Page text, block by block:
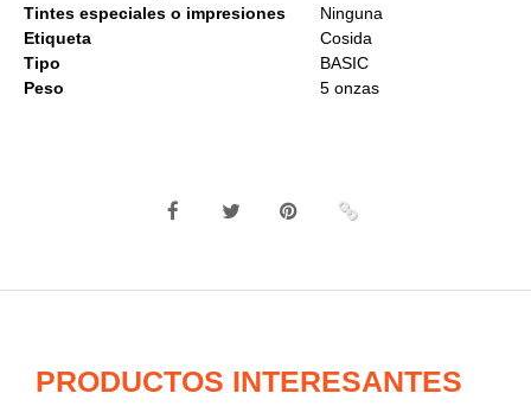
Tintes especiales o impresiones
Ninguna
Etiqueta
Cosida
Tipo
BASIC
Peso
5 onzas
PRODUCTOS INTERESANTES